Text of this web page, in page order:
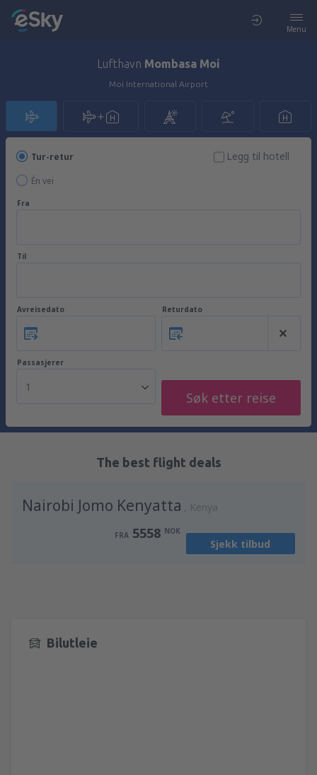
Menu
Lufthavn Mombasa Moi
Moi International Airport
Tur-retur
Én vei
Legg til hotell
Fra
Til
Avreisedato Returdato
Passasjerer
1
Søk etter reise
The best flight deals
Nairobi Jomo Kenyatta Kenya
FRA 5558 NOK
Sjekk tilbud
Bilutleie